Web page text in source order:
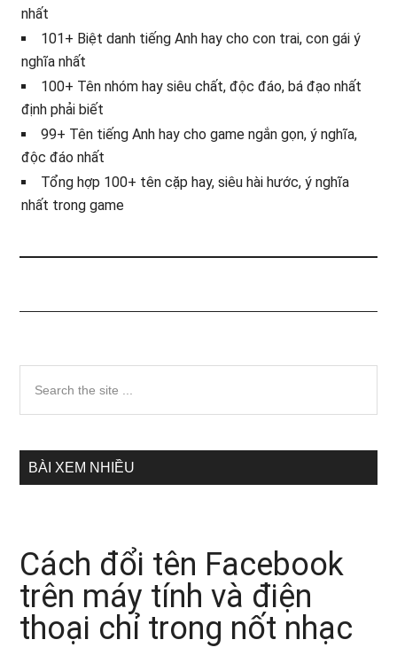
nhất
101+ Biệt danh tiếng Anh hay cho con trai, con gái ý
nghĩa nhất
100+ Tên nhóm hay siêu chất, độc đáo, bá đạo nhất
định phải biết
99+ Tên tiếng Anh hay cho game ngắn gọn, ý nghĩa,
độc đáo nhất
Tổng hợp 100+ tên cặp hay, siêu hài hước, ý nghĩa
nhất trong game
Sidebar
chính
the
BÀI XEM NHIỀU
Cách đổi tên Facebook
trên máy tính và điện
thoại chỉ trong nốt nhạc